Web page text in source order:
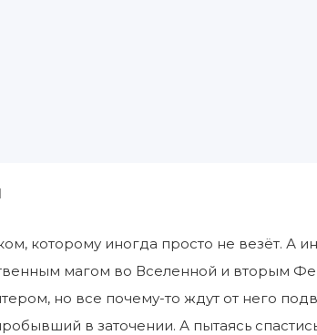
которому иногда просто не везёт. А
магом во Вселенной и вторым
но все почему-то ждут от него
в заточении. А пытаясь